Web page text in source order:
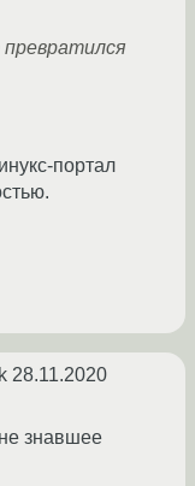
портал
28.11.2020
знавшее